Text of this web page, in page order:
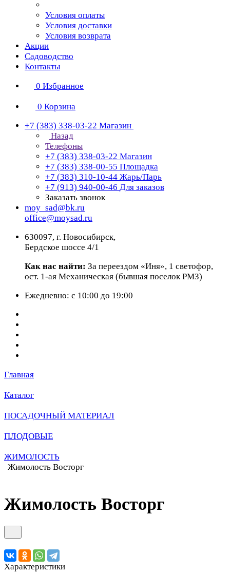
Условия оплаты
Условия доставки
Условия возврата
Акции
Садоводство
Контакты
0 Избранное
0 Корзина
+7 (383) 338-03-22 Магазин
Назад
Телефоны
+7 (383) 338-03-22 Магазин
+7 (383) 338-00-55 Площадка
+7 (383) 310-10-44 Жарь/Парь
+7 (913) 940-00-46 Для заказов
Заказать звонок
moy_sad@bk.ru
office@moysad.ru
630097, г. Новосибирск,
Бердское шоссе 4/1
Как нас найти: За переездом «Иня», 1 светофор,
ост. 1-ая Механическая (бывшая поселок РМЗ)
Ежедневно: с 10:00 до 19:00
Главная
Каталог
ПОСАДОЧНЫЙ МАТЕРИАЛ
ПЛОДОВЫЕ
ЖИМОЛОСТЬ
Жимолость Восторг
Жимолость Восторг
Характеристики